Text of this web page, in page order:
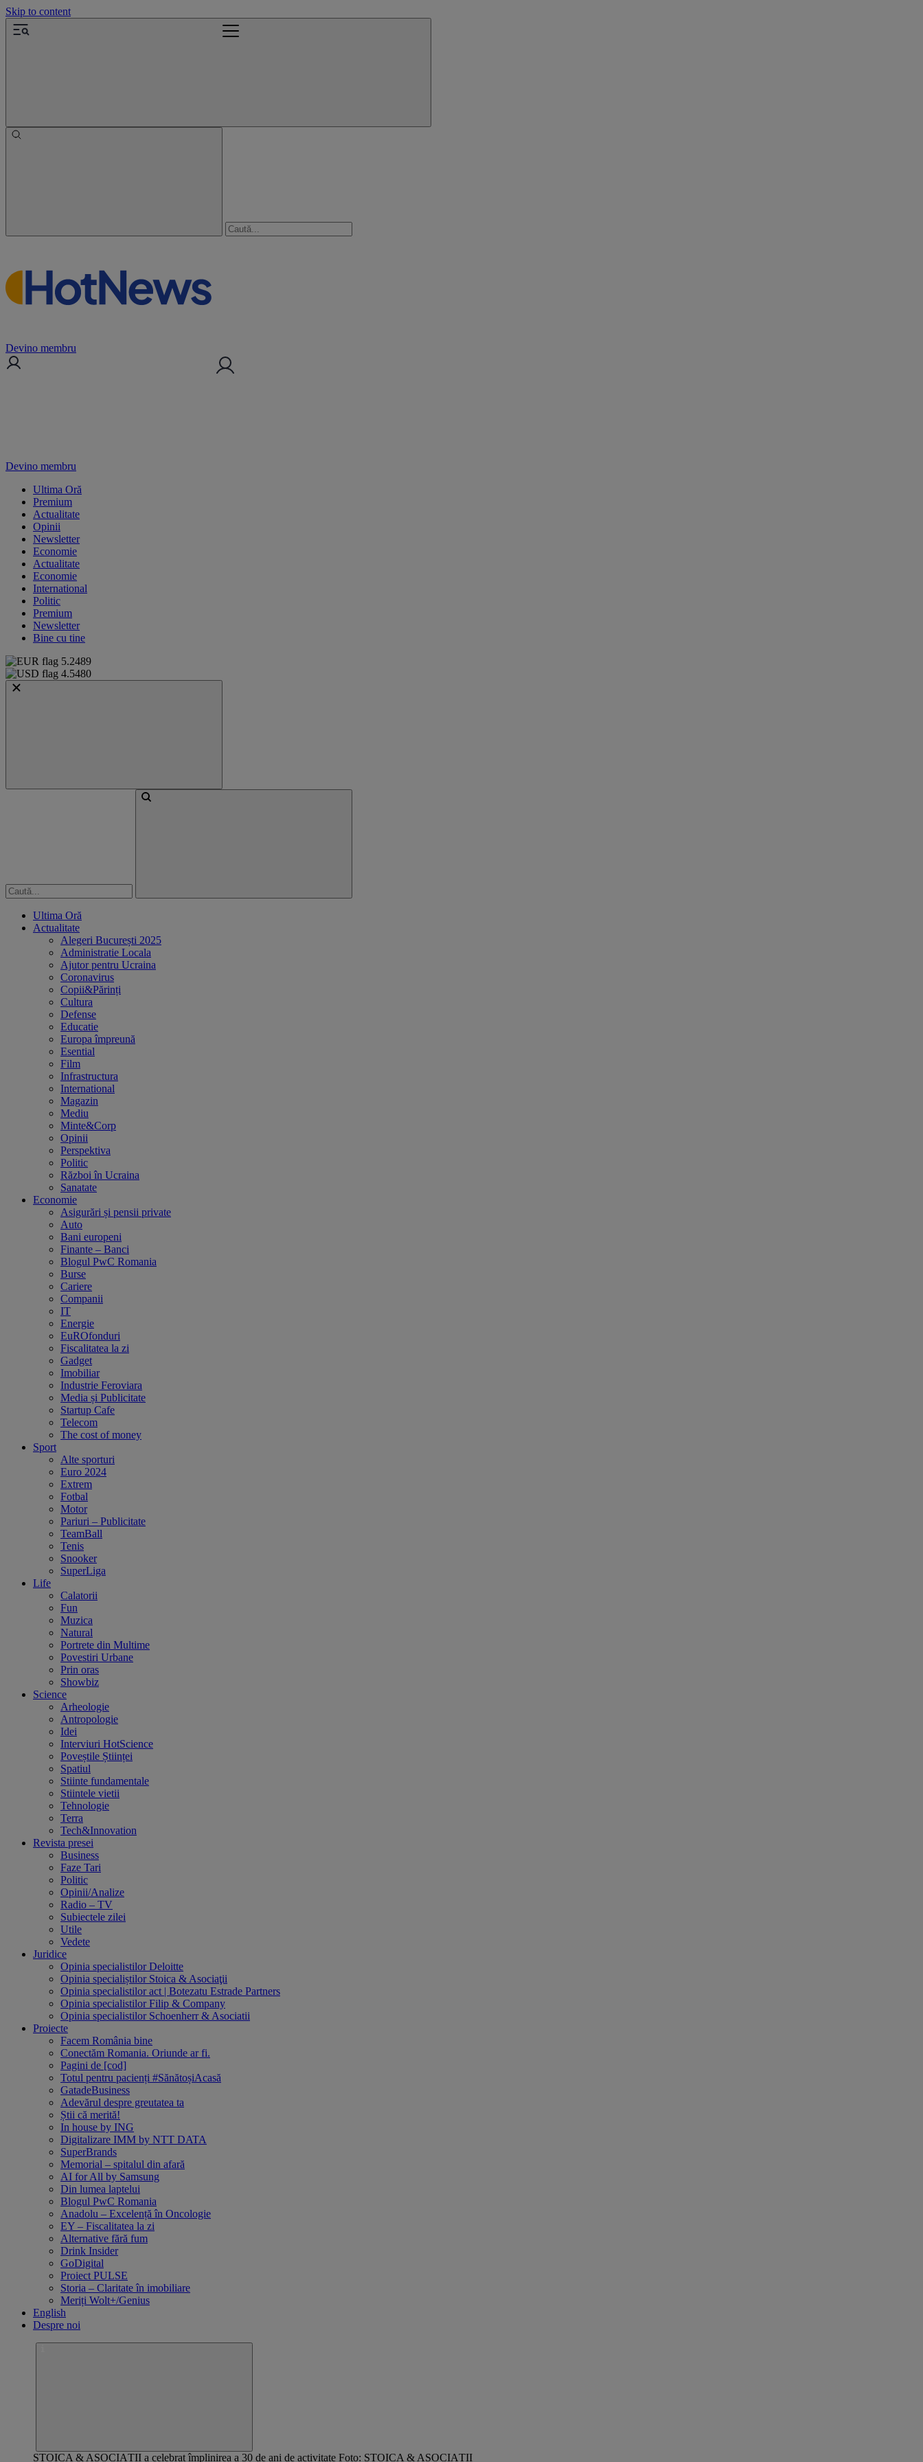
Skip to content
Devino membru
Devino membru
Ultima Oră
Premium
Actualitate
Opinii
Newsletter
Economie
Actualitate
Economie
International
Politic
Premium
Newsletter
Bine cu tine
5.2489
4.5480
Ultima Oră
Actualitate
Alegeri București 2025
Administratie Locala
Ajutor pentru Ucraina
Coronavirus
Copii&Părinți
Cultura
Defense
Educatie
Europa împreună
Esential
Film
Infrastructura
International
Magazin
Mediu
Minte&Corp
Opinii
Perspektiva
Politic
Război în Ucraina
Sanatate
Economie
Asigurări și pensii private
Auto
Bani europeni
Finante – Banci
Blogul PwC Romania
Burse
Cariere
Companii
IT
Energie
EuROfonduri
Fiscalitatea la zi
Gadget
Imobiliar
Industrie Feroviara
Media și Publicitate
Startup Cafe
Telecom
The cost of money
Sport
Alte sporturi
Euro 2024
Extrem
Fotbal
Motor
Pariuri – Publicitate
TeamBall
Tenis
Snooker
SuperLiga
Life
Calatorii
Fun
Muzica
Natural
Portrete din Multime
Povestiri Urbane
Prin oras
Showbiz
Science
Arheologie
Antropologie
Idei
Interviuri HotScience
Poveștile Științei
Spatiul
Stiinte fundamentale
Stiintele vietii
Tehnologie
Terra
Tech&Innovation
Revista presei
Business
Faze Tari
Politic
Opinii/Analize
Radio – TV
Subiectele zilei
Utile
Vedete
Juridice
Opinia specialistilor Deloitte
Opinia specialiștilor Stoica & Asociaţii
Opinia specialistilor act | Botezatu Estrade Partners
Opinia specialistilor Filip & Company
Opinia specialistilor Schoenherr & Asociatii
Proiecte
Facem România bine
Conectăm Romania. Oriunde ar fi.
Pagini de [cod]
Totul pentru pacienți #SănătoșiAcasă
GatadeBusiness
Adevărul despre greutatea ta
Știi că merită!
In house by ING
Digitalizare IMM by NTT DATA
SuperBrands
Memorial – spitalul din afară
AI for All by Samsung
Din lumea laptelui
Blogul PwC Romania
Anadolu – Excelență în Oncologie
EY – Fiscalitatea la zi
Alternative fără fum
Drink Insider
GoDigital
Proiect PULSE
Storia – Claritate în imobiliare
Meriți Wolt+/Genius
English
Despre noi
STOICA & ASOCIAȚII a celebrat împlinirea a 30 de ani de activitate Foto: STOICA & ASOCIAȚII